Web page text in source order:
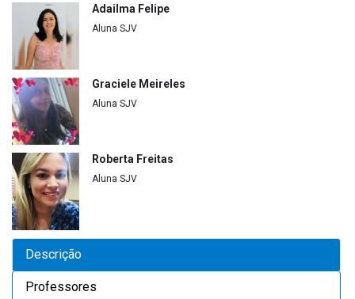
Descrição
Professores
Adailma Felipe
Aluna SJV
Graciele Meireles
Aluna SJV
Roberta Freitas
Aluna SJV